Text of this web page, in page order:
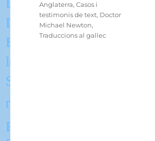
Categories
Anglaterra,Casos i
testimonis de text, Doctor
Michael Newton,
Traduccions al gallec